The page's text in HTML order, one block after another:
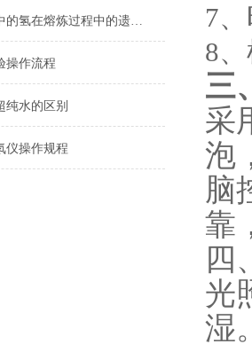
原材料中的氢在熔炼过程中的遗传性
操作流程
纯水的区别
仪操作规程
7
8
三
采
泡
脑
靠
四
光
湿